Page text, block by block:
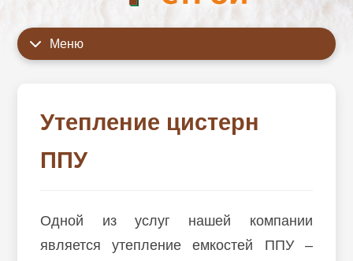
Меню
Цены
О компании
Утепление цистерн
ППУ
Одной из услуг нашей компании
является утепление емкостей ППУ –